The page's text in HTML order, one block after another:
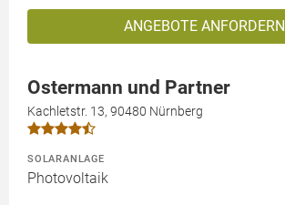
ANGEBOTE ANFORDERN
Ostermann und Partner
Kachletstr. 13, 90480 Nürnberg
SOLARANLAGE
Photovoltaik